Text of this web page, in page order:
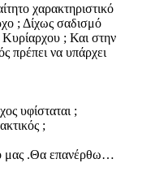
χαρακτηριστικό
; Δίχως σαδισμό
Κυρίαρχου ; Και στην
πρέπει να υπάρχει
υφίσταται ;
;
μας .Θα επανέρθω…